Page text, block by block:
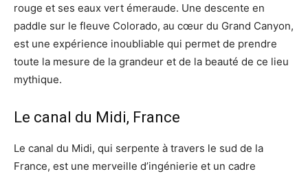
rouge et ses eaux vert émeraude. Une descente en
paddle sur le fleuve Colorado, au cœur du Grand Canyon,
est une expérience inoubliable qui permet de prendre
toute la mesure de la grandeur et de la beauté de ce lieu
mythique.
Le canal du Midi, France
Le canal du Midi, qui serpente à travers le sud de la
France, est une merveille d’ingénierie et un cadre